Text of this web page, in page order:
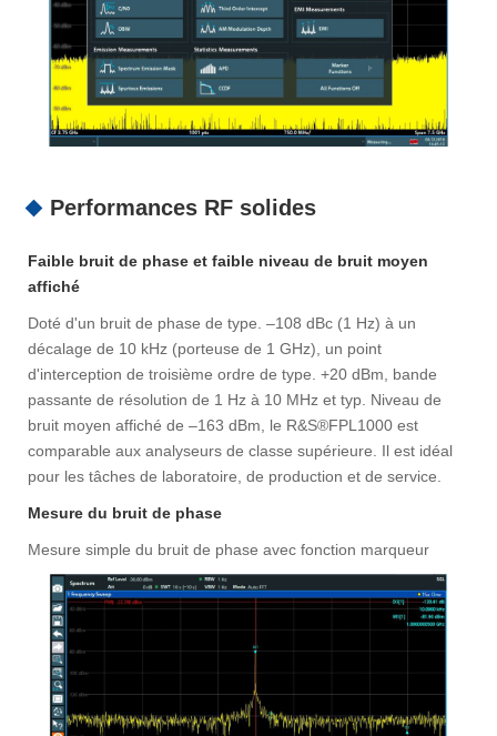
Performances RF solides
Faible bruit de phase et faible niveau de bruit moyen
affiché
Doté d'un bruit de phase de type. –108 dBc (1 Hz) à un
décalage de 10 kHz (porteuse de 1 GHz), un point
d'interception de troisième ordre de type. +20 dBm, bande
passante de résolution de 1 Hz à 10 MHz et typ. Niveau de
bruit moyen affiché de –163 dBm, le R&S®FPL1000 est
comparable aux analyseurs de classe supérieure. Il est idéal
pour les tâches de laboratoire, de production et de service.
Mesure du bruit de phase
Mesure simple du bruit de phase avec fonction marqueur